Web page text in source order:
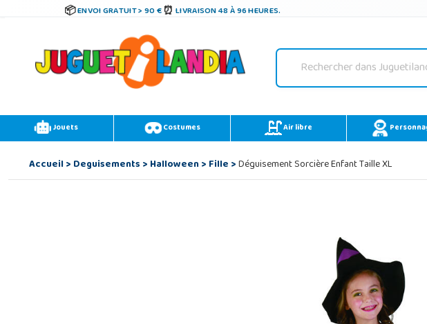
ENVOI GRATUIT > 90 € LIVRAISON 48 À 96 HEURES.
Jouets Costumes Air libre
Accueil>Deguisements>Halloween>Fille>Déguisement Sorcière Enfant Taille XL